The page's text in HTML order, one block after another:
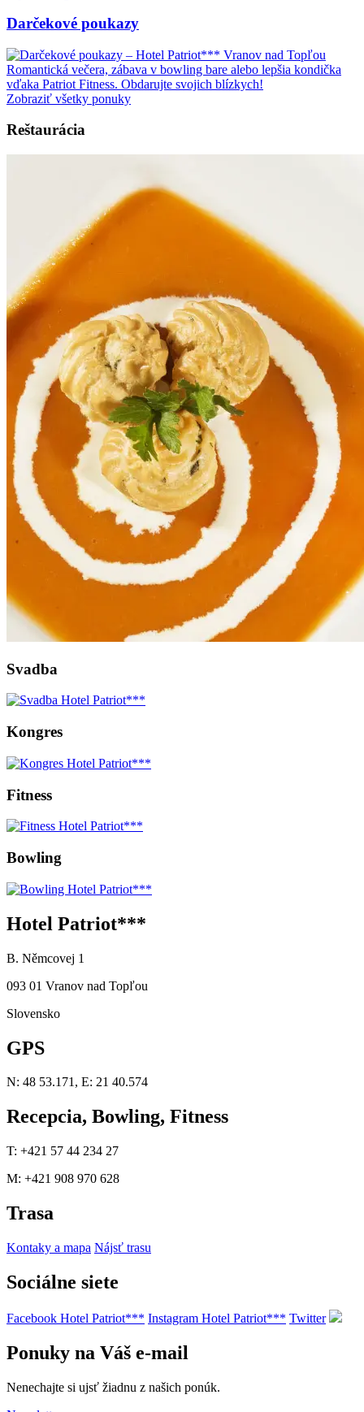
Darčekové poukazy
Romantická večera, zábava v bowling bare alebo lepšia kondička
vďaka Patriot Fitness. Obdarujte svojich blízkych!
Zobraziť všetky ponuky
Reštaurácia
Svadba
Kongres
Fitness
Bowling
Hotel Patriot***
B. Němcovej 1
093 01 Vranov nad Topľou
Slovensko
GPS
N: 48 53.171, E: 21 40.574
Recepcia, Bowling, Fitness
T: +421 57 44 234 27
M: +421 908 970 628
Trasa
Kontaky a mapa Nájsť trasu
Sociálne siete
Facebook Hotel Patriot*** Instagram Hotel Patriot*** Twitter
Ponuky na Váš e-mail
Nenechajte si ujsť žiadnu z našich ponúk.